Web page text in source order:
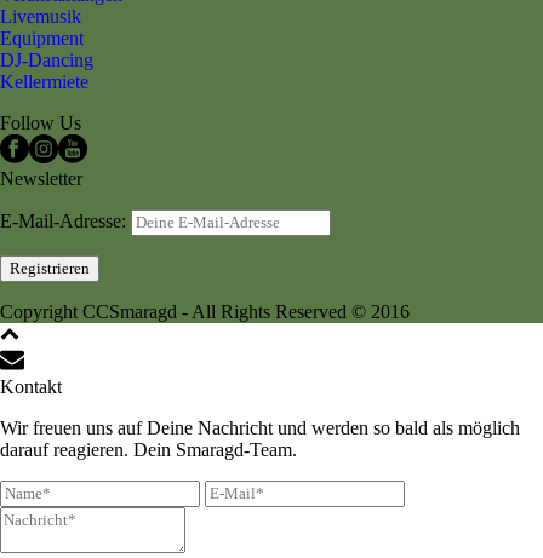
Livemusik
Equipment
DJ-Dancing
Kellermiete
Follow Us
Newsletter
E-Mail-Adresse:
Copyright CCSmaragd - All Rights Reserved © 2016
Kontakt
Wir freuen uns auf Deine Nachricht und werden so bald als möglich
darauf reagieren. Dein Smaragd-Team.